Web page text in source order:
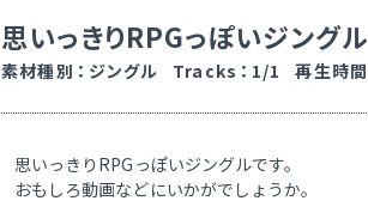
思いっきりRPGっぽいジングル
素材種別 ： ジングル Tracks ： 1/1 再生時間
思いっきりRPGっぽいジングルです。
おもしろ動画などにいかがでしょうか。